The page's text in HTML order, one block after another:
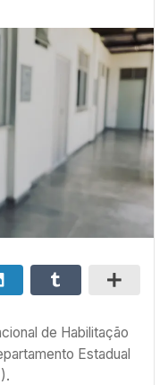
de Habilitação
Estadual